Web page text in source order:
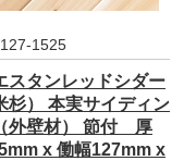
1525
スタンレッドシダー
杉） 本実サイディン
外壁材） 節付 厚
x 働幅127mm x